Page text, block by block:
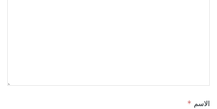
الاسم *